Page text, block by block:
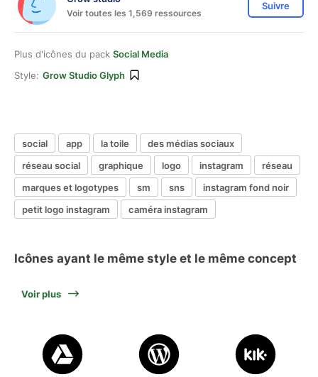
Voir toutes les 1,569 ressources
Suivre
Plus d'icônes du pack Social Media
Style: Grow Studio Glyph
social app la toile
des médias sociaux
réseau social
graphique logo instagram
réseau
marques et logotypes
sm sns
instagram fond noir
petit logo instagram
caméra instagram
Icônes ayant le même style et le même concept
Voir plus